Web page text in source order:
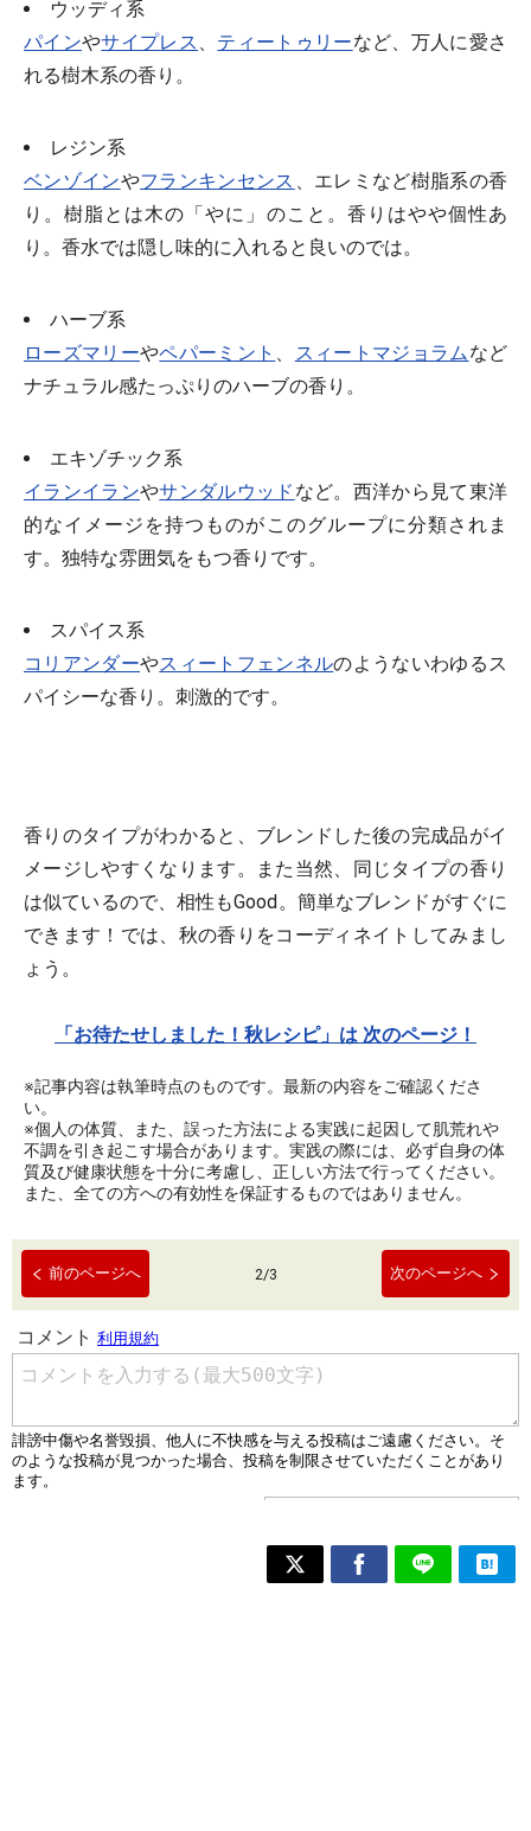
ウッディ系
パインやサイプレス 、 ティートゥリーなど、万人に愛さ
れる樹木系の香り。
レジン系
ベンゾインやフランキンセンス 、エレミなど樹脂系の香
り。樹脂とは木の「やに」のこと。香りはやや個性あ
り。香水では隠し味的に入れると良いのでは。
ハーブ系
ローズマリーやペパーミント 、 スィートマジョラムなど
ナチュラル感たっぷりのハーブの香り。
エキゾチック系
イランイランやサンダルウッド など。西洋から見て東洋
的なイメージを持つものがこのグループに分類されま
す。独特な雰囲気をもつ香りです。
スパイス系
コリアンダーやスィートフェンネルのようないわゆるス
パイシーな香り。刺激的です。
香りのタイプがわかると、ブレンドした後の完成品がイ
メージしやすくなります。また当然、同じタイプの香り
は似ているので、相性もGood。簡単なブレンドがすぐに
できます！では、秋の香りをコーディネイトしてみまし
ょう。
「お待たせしました！秋レシピ」は 次のページ！
※記事内容は執筆時点のものです。最新の内容をご確認くださ
い。
※個人の体質、また、誤った方法による実践に起因して肌荒れや
不調を引き起こす場合があります。実践の際には、必ず自身の体
質及び健康状態を十分に考慮し、正しい方法で行ってください。
また、全ての方への有効性を保証するものではありません。
前のページへ 2/3 次のページへ